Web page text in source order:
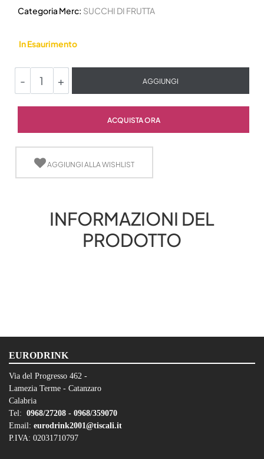
Categoria Merc: SUCCHI DI FRUTTA
In Esaurimento
AGGIUNGI
ACQUISTA ORA
AGGIUNGI ALLA WISHLIST
INFORMAZIONI DEL
PRODOTTO
EURODRINK
Via del Progresso 462 -
Lamezia Terme - Catanzaro
Calabria
Tel: 0968/27208 - 0968/359070
Email: eurodrink2001@tiscali.it
P.IVA: 02031710797